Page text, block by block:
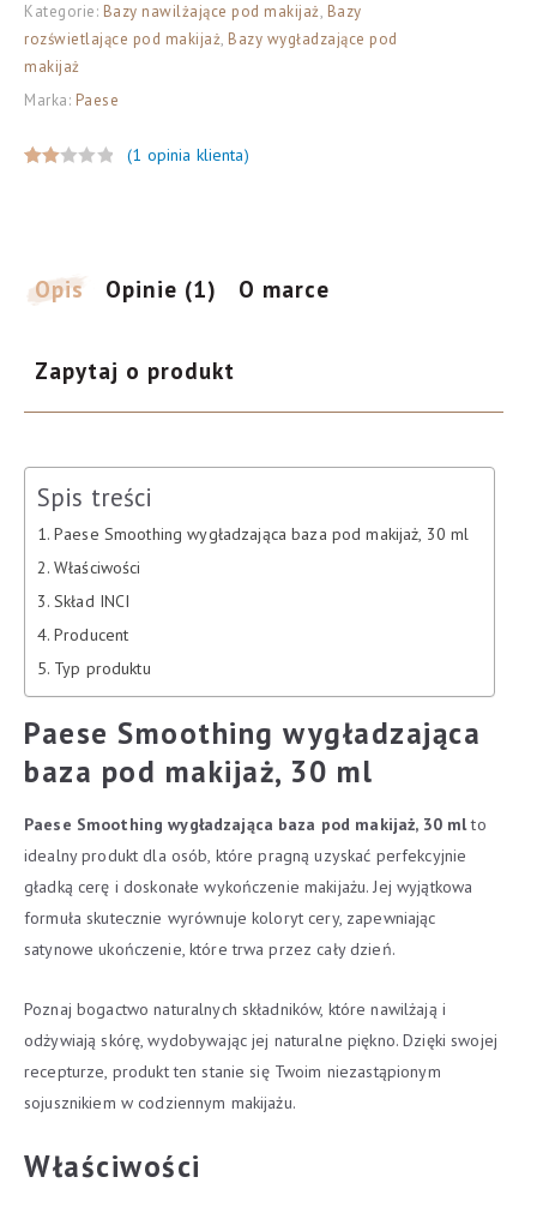
na
wie
y
ta
(1 opinia klienta)
baza
pod
makijaż,
30
ml
Kategorie: Bazy nawilżające pod makijaż, Bazy
rozświetlające pod makijaż, Bazy wygładzające pod
makijaż
Marka: Paese
Opis Opinie (1) O marce
Zapytaj o produkt
Spis treści
Paese Smoothing wygładzająca baza pod makijaż, 30 ml
Właściwości
Skład INCI
Producent
Typ produktu
Paese Smoothing wygładzająca
baza pod makijaż, 30 ml
Paese Smoothing wygładzająca baza pod makijaż, 30 mlto
idealny produkt dla osób, które pragną uzyskać perfekcyjnie
gładką cerę i doskonałe wykończenie makijażu. Jej wyjątkowa
formuła skutecznie wyrównuje koloryt cery, zapewniając
satynowe ukończenie, które trwa przez cały dzień.
Poznaj bogactwo naturalnych składników, które nawilżają i
odżywiają skórę, wydobywając jej naturalne piękno. Dzięki swojej
recepturze, produkt ten stanie się Twoim niezastąpionym
sojusznikiem w codziennym makijażu.
Właściwości